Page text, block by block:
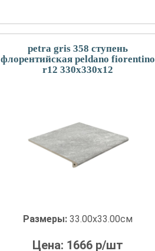
petra gris 358 ступень
флорентийская peldano fiorentino
r12 330x330x12
Размеры: 33.00x33.00см
Цена: 1666р/шт